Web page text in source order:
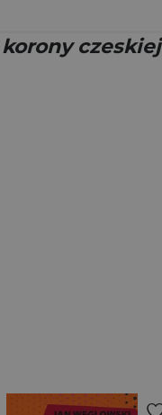
czeskiej